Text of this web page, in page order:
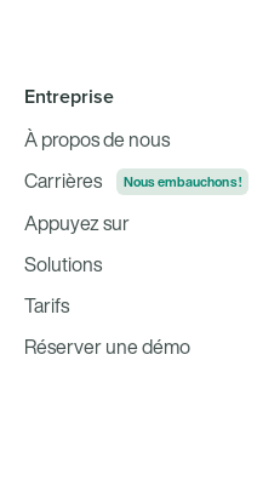
Entreprise
À propos de nous
Carrières
Nous embauchons !
Appuyez sur
Solutions
Tarifs
Réserver une démo